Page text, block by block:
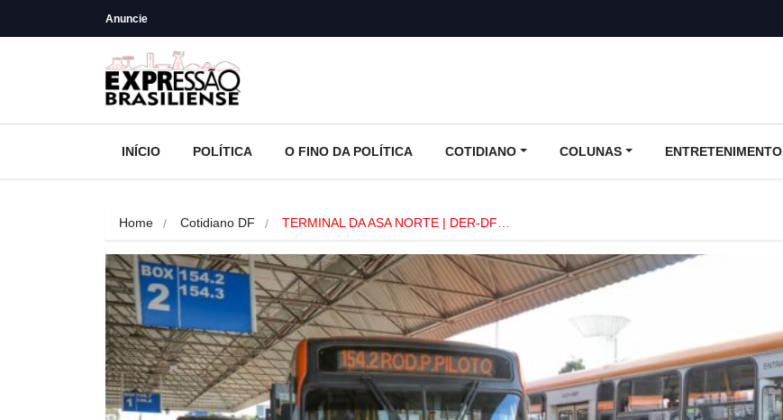
Anuncie
INÍCIO POLÍTICA O FINO DA POLÍTICA COTIDIANO COLUNAS ENTRETENIMENTO
Home Cotidiano DF TERMINAL DA ASA NORTE | DER-DF…